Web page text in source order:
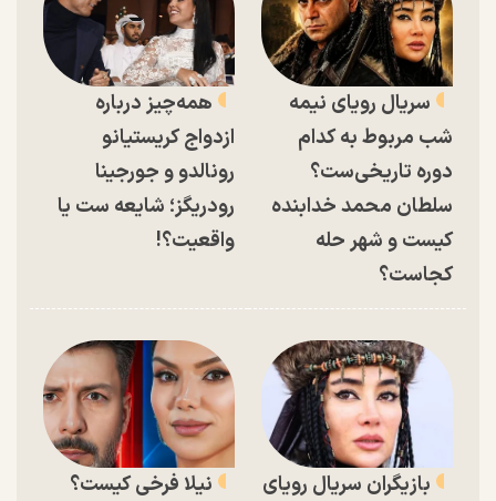
سریال رویای نیمه
شب مربوط به کدام
دوره تاریخی‌ست؟
سلطان محمد خدابنده
کیست و شهر حله
کجاست؟
همه‌چیز درباره
ازدواج کریستیانو
رونالدو و جورجینا
رودریگز؛ شایعه ست یا
واقعیت؟!
بازیگران سریال رویای
نیلا فرخی کیست؟